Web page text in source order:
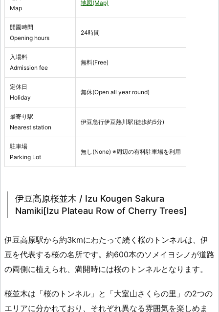
Map
地図(Map)
開園時間
Opening hours
24時間
入場料
Admission fee
無料(Free)
定休日
Holiday
無休(Open all year round)
最寄り駅
Nearest station
伊豆急行伊豆熱川駅(徒歩約5分)
駐車場
Parking Lot
無し(None) ※周辺の有料駐車場を利用
伊豆高原桜並木 / Izu Kougen Sakura
Namiki[Izu Plateau Row of Cherry Trees]
伊豆高原駅から約3kmにわたって続く桜のトンネルは、伊
豆を代表する桜の名所です。約600本のソメイヨシノが道路
の両側に植えられ、満開時には桜のトンネルとなります。
桜並木は「桜のトンネル」と「大室山さくらの里」の2つの
エリアに分かれており、それぞれ異なる雰囲気を楽しめま